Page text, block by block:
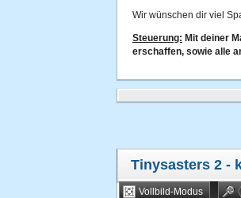
Wir wünschen dir viel
Steuerung: Mit deiner
erschaffen, sowie alle
Tinysasters 2 -
Vollbild-Modus